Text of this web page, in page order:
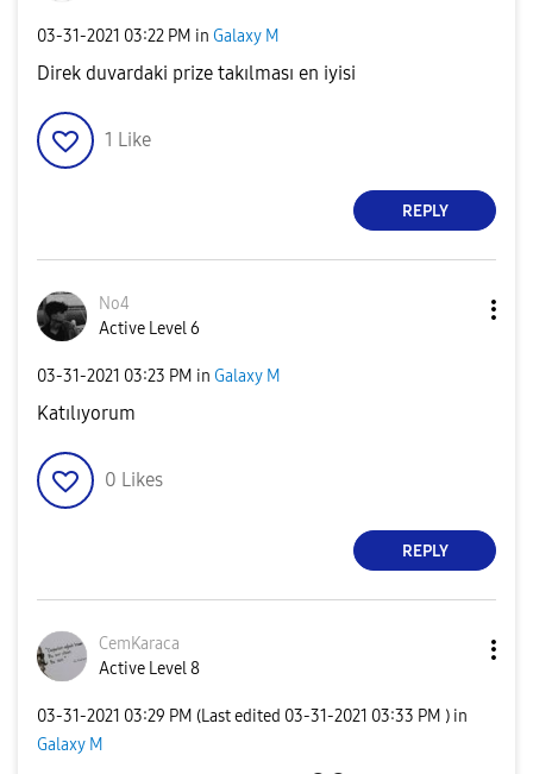
‎03-31-2021 03:22 PM in Galaxy M
Direk duvardaki prize takılması en iyisi
1 Like
REPLY
No4
Active Level 6
‎03-31-2021 03:23 PM in Galaxy M
Katılıyorum
0 Likes
REPLY
CemKaraca
Active Level 8
‎03-31-2021 03:29 PM (Last edited ‎03-31-2021 03:33 PM ) in
Galaxy M